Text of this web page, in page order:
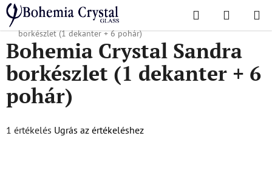
Ugrás
fő
tartalomhoz
Keresés KOSÁR
Kezdőlap
/ Népszerű kollekciók / Sandra
Bohemia Crystal Sandra
borkészlet (1 dekanter + 6 pohár)
Bohemia Crystal Sandra
borkészlet (1 dekanter + 6
pohár)
A
1 értékelés Ugrás az értékeléshez